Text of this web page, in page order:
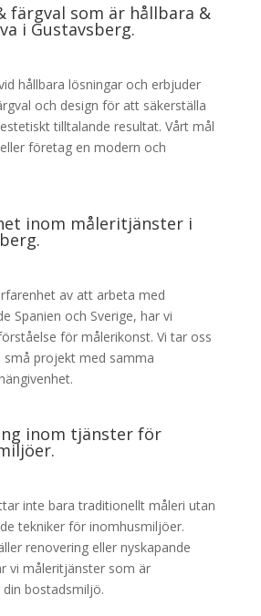
färgval som är hållbara &
i Gustavsberg.
hållbara lösningar och erbjuder
och design för att säkerställa
tilltalande resultat. Vårt mål
företag en modern och
inom måleritjänster i
av att arbeta med
Spanien och Sverige, har vi
för målerikonst. Vi tar oss
små projekt med samma
inom tjänster för
inte bara traditionellt måleri utan
tekniker för inomhusmiljöer.
renovering eller nyskapande
vi måleritjänster som är
bostadsmiljö.